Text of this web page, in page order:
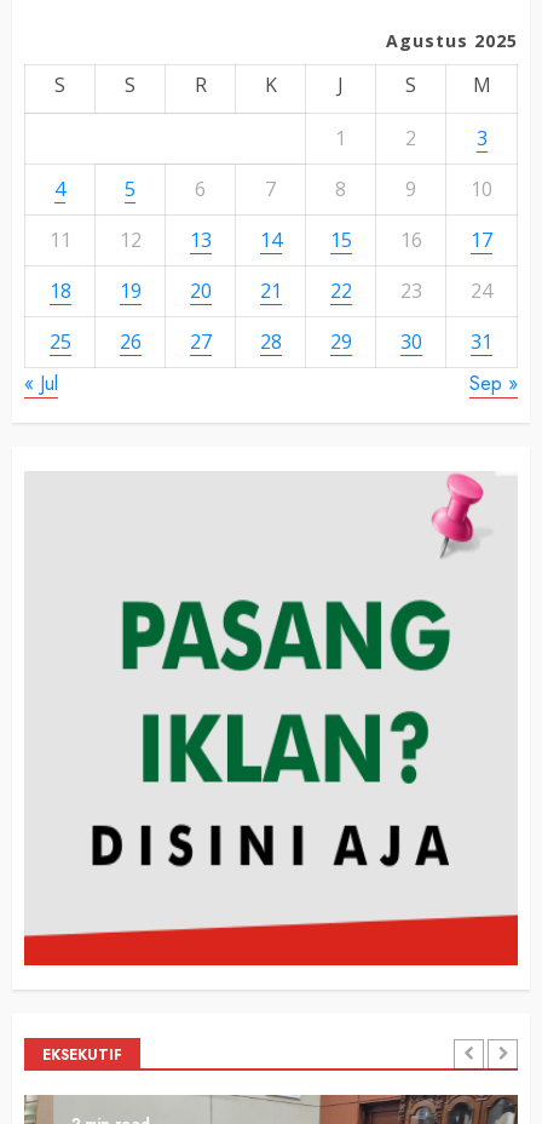
Agustus 2025
S S R K J S
M
1
2
3
4
5 6 7 8 9
10
11
12 13 14 15 16
17
18
19 20 21 22 23
24
25
26 27 28 29 30 31
« Jul Sep »
EKSEKUTIF